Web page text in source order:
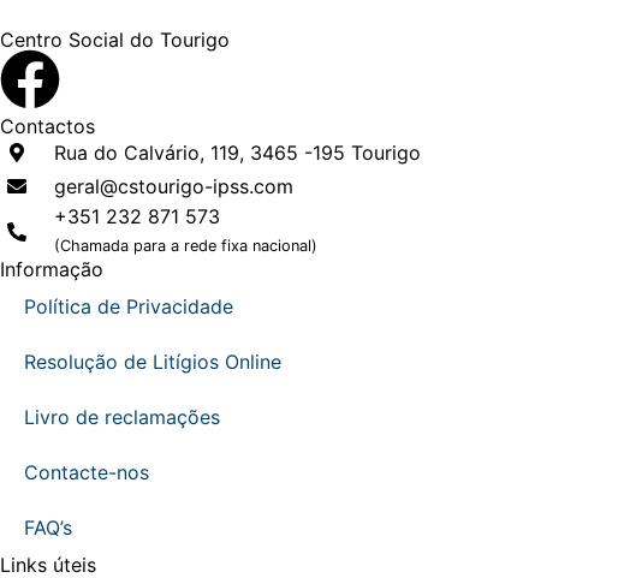
Centro Social do Tourigo
Contactos
Rua do Calvário, 119, 3465 -195 Tourigo
geral@cstourigo-ipss.com
+351 232 871 573
(Chamada para a rede fixa nacional)
Informação
Política de Privacidade
Resolução de Litígios Online
Livro de reclamações
Contacte-nos
FAQ’s
Links úteis